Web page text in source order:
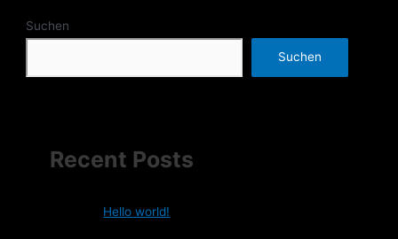
Suchen
Suchen
Recent Posts
Hello world!